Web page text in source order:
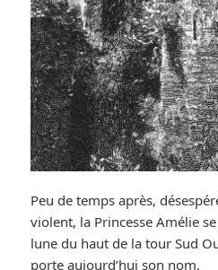
Peu de temps après,
violent, la Princesse Amélie
lune du haut de la tour Sud
porte aujourd’hui son nom.